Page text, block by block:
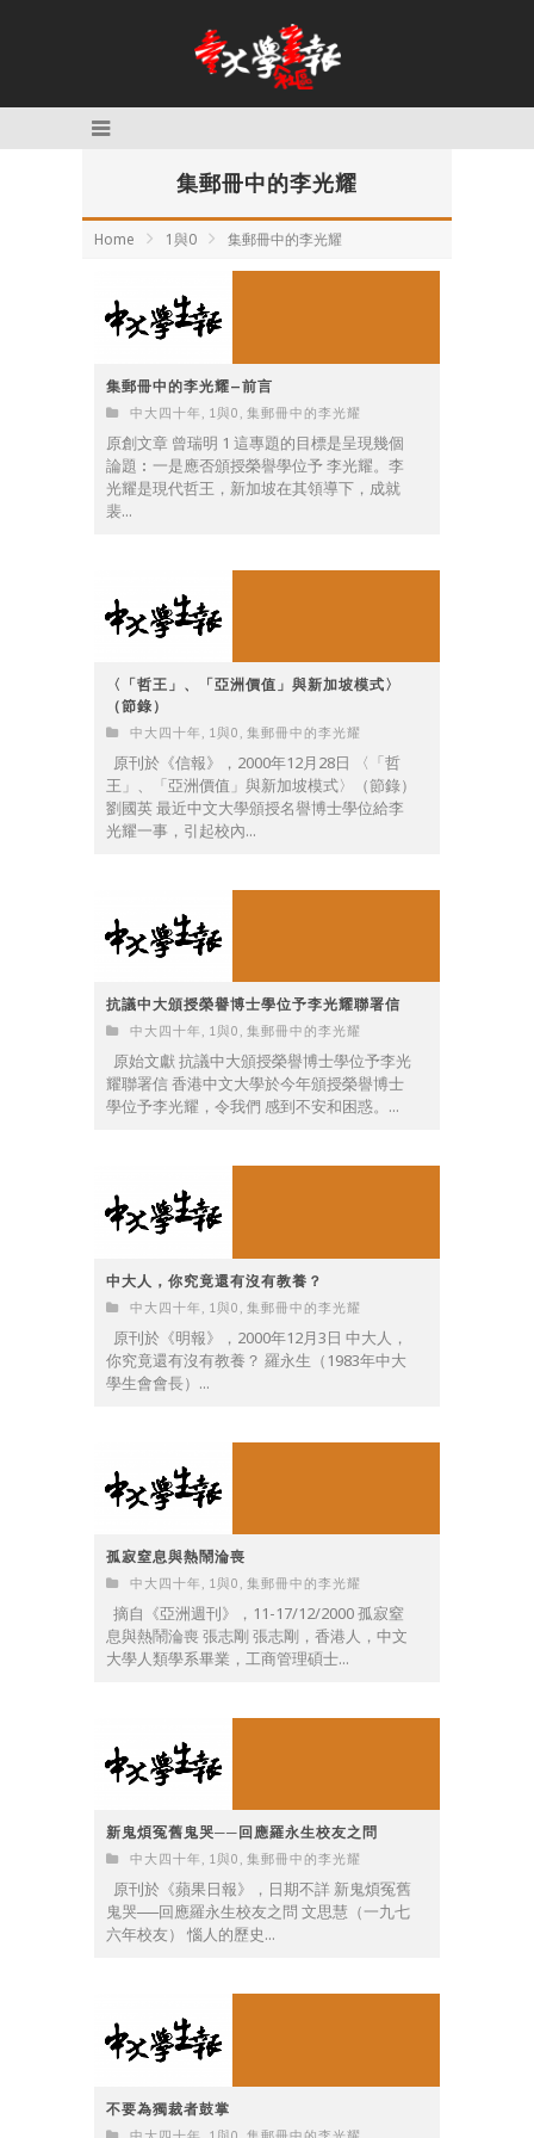
集郵冊中的李光耀
Home 1與0 集郵冊中的李光耀
集郵冊中的李光耀—前言
中大四十年 1與0 集郵冊中的李光耀
原創文章 曾瑞明 1 這專題的目標是呈現幾個
論題︰一是應否頒授榮譽學位予 李光耀。李
光耀是現代哲王，新加坡在其領導下，成就
裴...
〈「哲王」、「亞洲價值」與新加坡模式〉
（節錄）
中大四十年 , 1與0 , 集郵冊中的李光耀
原刊於《信報》，2000年12月28日 〈「哲
王」、「亞洲價值」與新加坡模式〉（節錄）
劉國英 最近中文大學頒授名譽博士學位給李
光耀一事，引起校內...
抗議中大頒授榮譽博士學位予李光耀聯署信
中大四十年 , 1與0 , 集郵冊中的李光耀
原始文獻 抗議中大頒授榮譽博士學位予李光
耀聯署信 香港中文大學於今年頒授榮譽博士
學位予李光耀，令我們 感到不安和困惑。...
中大人，你究竟還有沒有教養？
中大四十年 1與0 集郵冊中的李光耀
原刊於《明報》，2000年12月3日 中大人，
你究竟還有沒有教養？ 羅永生（1983年中大
學生會會長）...
孤寂窒息與熱鬧淪喪
中大四十年 , 1與0 , 集郵冊中的李光耀
摘自《亞洲週刊》，11-17/12/2000 孤寂窒
息與熱鬧淪喪 張志剛 張志剛，香港人，中文
大學人類學系畢業，工商管理碩士...
新鬼煩冤舊鬼哭──回應羅永生校友之問
中大四十年 , 1與0 , 集郵冊中的李光耀
原刊於《蘋果日報》，日期不詳 新鬼煩冤舊
鬼哭──回應羅永生校友之問 文思慧（一九七
六年校友） 惱人的歷史...
不要為獨裁者鼓掌